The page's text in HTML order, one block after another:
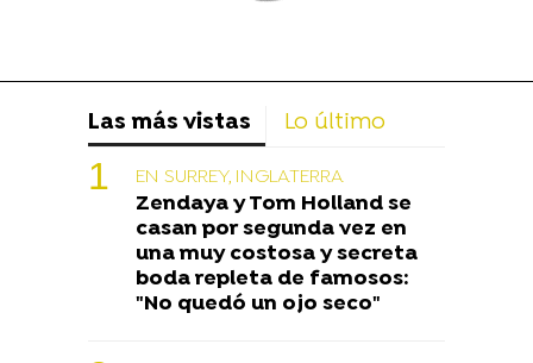
Las más vistas Lo último
EN SURREY, INGLATERRA
Zendaya y Tom Holland se
casan por segunda vez en
una muy costosa y secreta
boda repleta de famosos:
"No quedó un ojo seco"